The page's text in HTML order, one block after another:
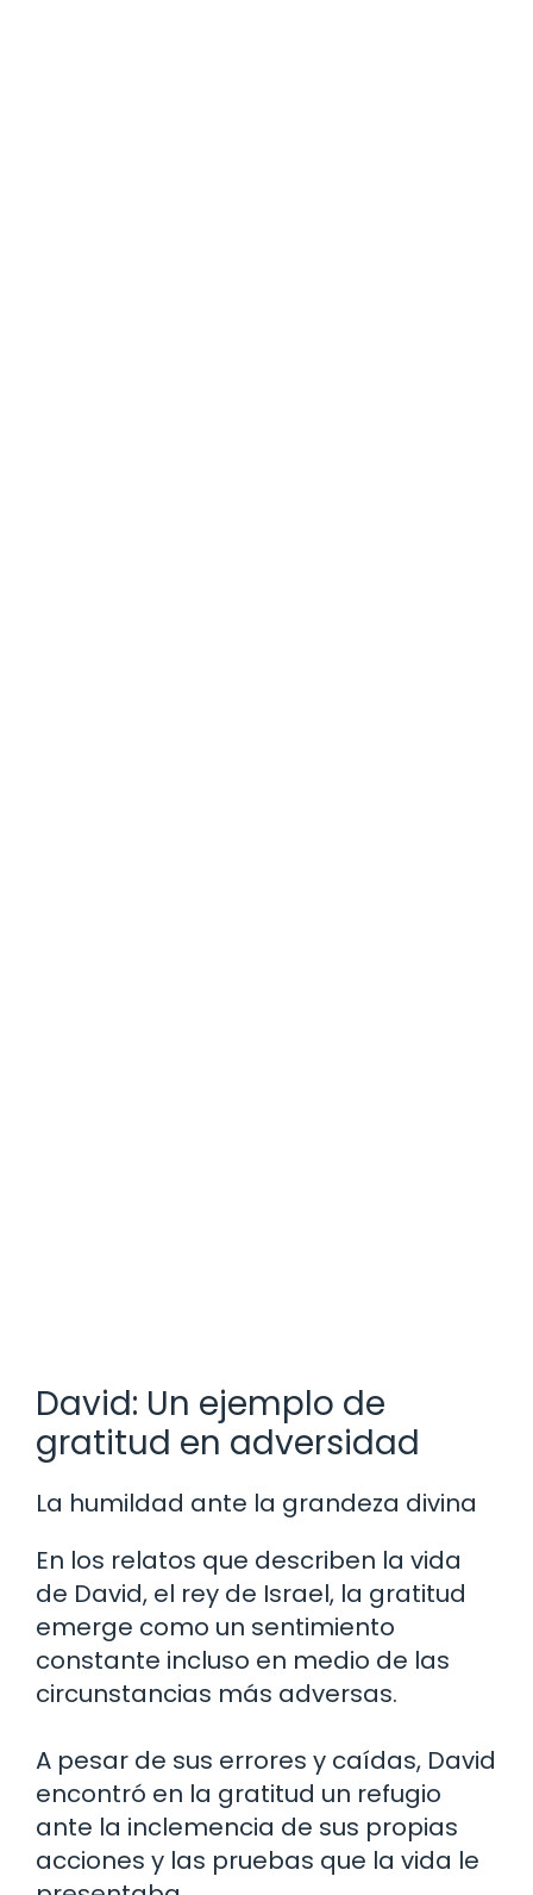
David: Un ejemplo de
gratitud en adversidad
La humildad ante la grandeza divina
En los relatos que describen la vida
de David, el rey de Israel, la gratitud
emerge como un sentimiento
constante incluso en medio de las
circunstancias más adversas.
A pesar de sus errores y caídas, David
encontró en la gratitud un refugio
ante la inclemencia de sus propias
acciones y las pruebas que la vida le